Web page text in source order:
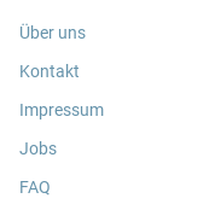
Über uns
Kontakt
Impressum
Jobs
FAQ